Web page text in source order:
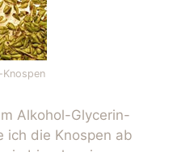
Knospen
Alkohol-Glycerin-
ich die Knospen ab